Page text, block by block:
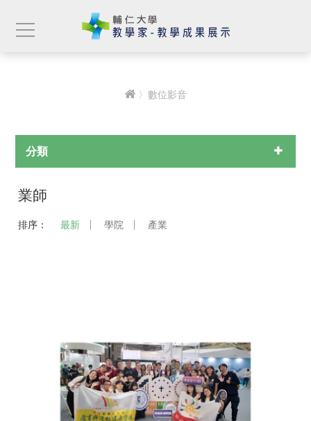
〉數位影音
分類
業師
排序： 最新 學院 產業